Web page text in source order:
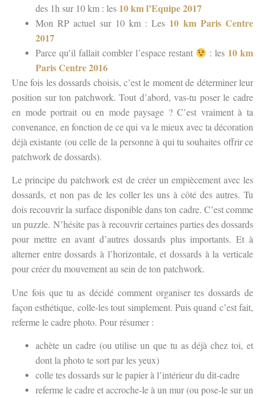
des 1h sur 10 km : les 10 km l’Equipe 2017
Mon RP actuel sur 10 km : Les 10 km Paris Centre
2017
Parce qu’il fallait combler l’espace restant : les 10 km
Paris Centre 2016
Une fois les dossards choisis, c’est le moment de déterminer leur
position sur ton patchwork. Tout d’abord, vas-tu poser le cadre
en mode portrait ou en mode paysage ? C’est vraiment à ta
convenance, en fonction de ce qui va le mieux avec ta décoration
déjà existante (ou celle de la personne à qui tu souhaites offrir ce
patchwork de dossards).
Le principe du patchwork est de créer un empiècement avec les
dossards, et non pas de les coller les uns à côté des autres. Tu
dois recouvrir la surface disponible dans ton cadre. C’est comme
un puzzle. N’hésite pas à recouvrir certaines parties des dossards
pour mettre en avant d’autres dossards plus importants. Et à
alterner entre dossards à l’horizontale, et dossards à la verticale
pour créer du mouvement au sein de ton patchwork.
Une fois que tu as décidé comment organiser tes dossards de
façon esthétique, colle-les tout simplement. Puis quand c’est fait,
referme le cadre photo. Pour résumer :
achète un cadre (ou utilise un que tu as déjà chez toi, et
dont la photo te sort par les yeux)
colle tes dossards sur le papier à l’intérieur du dit-cadre
referme le cadre et accroche-le à un mur (ou pose-le sur un